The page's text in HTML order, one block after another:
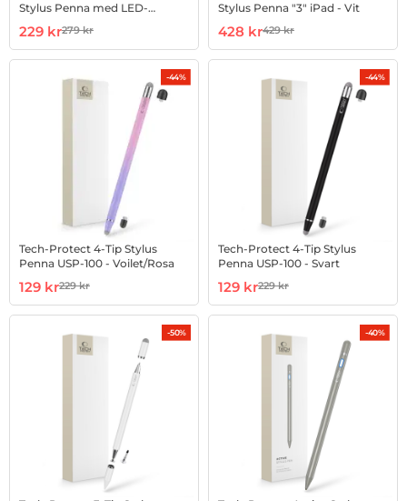
Stylus Penna med LED-
Art. nr 1002934990
rea pris
229 krtidigare pris
279 kr
Stylus Penna "3" iPad - Vit
Art. nr 1002956072
rea pris
428 krtidigare pris
429 kr
-44%
Tech-Protect 4-Tip Stylus
Penna USP-100 - Voilet/Rosa
Art. nr 1002965089
rea pris
129 krtidigare pris
229 kr
-44%
Tech-Protect 4-Tip Stylus
Penna USP-100 - Svart
Art. nr 1002965092
rea pris
129 krtidigare pris
229 kr
-50% -40%